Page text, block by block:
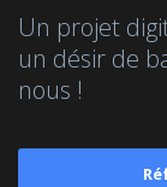
Un projet
un désir de
nous !